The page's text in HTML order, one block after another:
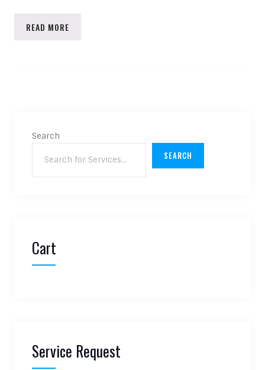
READ MORE
Search
SEARCH
Cart
Service Request